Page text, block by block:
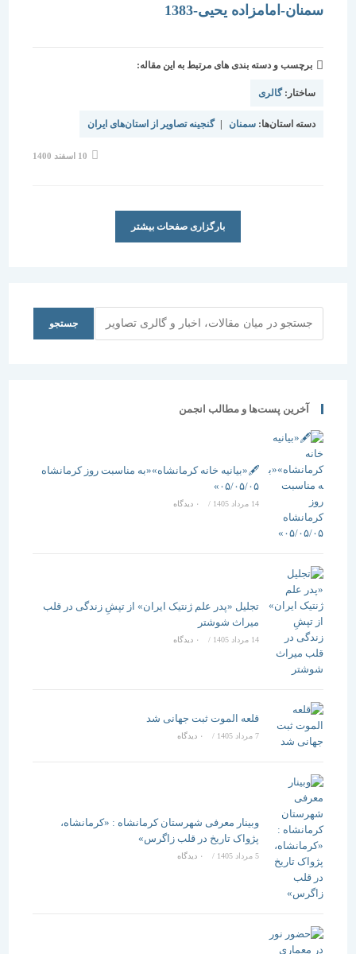
سمنان-امامزاده یحیی-1383
برچسب و دسته بندی های مرتبط به این مقاله:
ساختار:گالری
دسته استان‌ها:سمنان | گنجینه تصاویر از استان‌های ایران
بارگزاری صفحات بیشتر
جستجو
آخرین پست‌ها و مطالب انجمن
🖋️«بیانیه خانه کرمانشاه»«به مناسبت روز کرمانشاه
۰۵/۰۵/۰۵»
/ ۰ دیدگاه
تجلیل «پدر علم ژنتیک ایران» از تپشِ زندگی در قلب
میراث شوشتر
14 مرداد 1405 / ۰ دیدگاه
قلعه الموت ثبت جهانی شد
/ ۰ دیدگاه
وبینار معرفی شهرستان کرمانشاه : «کرمانشاه،
پژواک تاریخ در قلب زاگرس»
5 مرداد 1405 / ۰ دیدگاه